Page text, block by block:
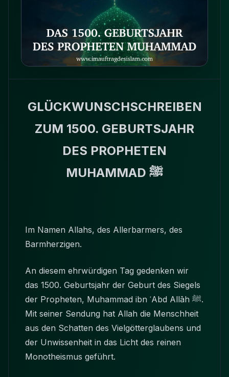
GLÜCKWUNSCHSCHREIBEN
ZUM 1500. GEBURTSJAHR
DES PROPHETEN
MUHAMMAD ﷺ
Im Namen Allahs, des Allerbarmers, des
Barmherzigen.
An diesem ehrwürdigen Tag gedenken wir
das 1500. Geburtsjahr der Geburt des Siegels
der Propheten, Muhammad ibn ʿAbd Allāh ﷺ.
Mit seiner Sendung hat Allah die Menschheit
aus den Schatten des Vielgötterglaubens und
der Unwissenheit in das Licht des reinen
Monotheismus geführt.